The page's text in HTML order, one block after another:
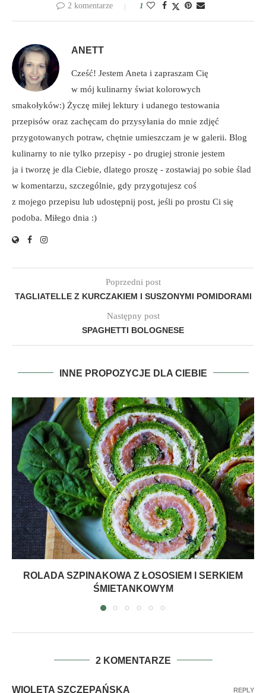
2 komentarze 1
ANETT
Cześć! Jestem Aneta i zapraszam Cię
w mój kulinarny świat kolorowych
smakołyków:) Życzę miłej lektury i udanego testowania
przepisów oraz zachęcam do przysyłania do mnie zdjęć
przygotowanych potraw, chętnie umieszczam je w galerii. Blog
kulinarny to nie tylko przepisy - po drugiej stronie jestem
ja i tworzę je dla Ciebie, dlatego proszę - zostawiaj po sobie ślad
w komentarzu, szczególnie, gdy przygotujesz coś
z mojego przepisu lub udostępnij post, jeśli po prostu Ci się
podoba. Miłego dnia :)
Poprzedni post
TAGLIATELLE Z KURCZAKIEM I SUSZONYMI POMIDORAMI
Następny post
SPAGHETTI BOLOGNESE
INNE PROPOZYCJE DLA CIEBIE
ROLADA SZPINAKOWA Z ŁOSOSIEM I SERKIEM
ŚMIETANKOWYM
2 KOMENTARZE
WIOLETA SZCZEPAŃSKA REPLY